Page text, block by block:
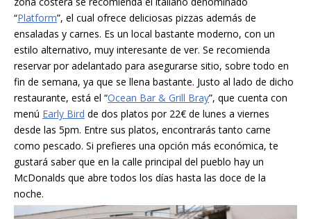
“Platform”, el cual ofrece deliciosas pizzas además de
ensaladas y carnes. Es un local bastante moderno, con un
estilo alternativo, muy interesante de ver. Se recomienda
reservar por adelantado para asegurarse sitio, sobre todo en
fin de semana, ya que se llena bastante. Justo al lado de dicho
restaurante, está el “Ocean Bar & Grill Bray”, que cuenta con
menú Early Bird de dos platos por 22€ de lunes a viernes
desde las 5pm. Entre sus platos, encontrarás tanto carne
como pescado. Si prefieres una opción más económica, te
gustará saber que en la calle principal del pueblo hay un
McDonalds que abre todos los días hasta las doce de la
noche.